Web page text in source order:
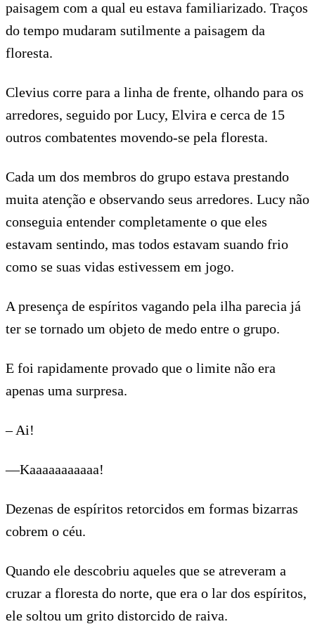
paisagem com a qual eu estava familiarizado. Traços
do tempo mudaram sutilmente a paisagem da
floresta.
Clevius corre para a linha de frente, olhando para os
arredores, seguido por Lucy, Elvira e cerca de 15
outros combatentes movendo-se pela floresta.
Cada um dos membros do grupo estava prestando
muita atenção e observando seus arredores. Lucy não
conseguia entender completamente o que eles
estavam sentindo, mas todos estavam suando frio
como se suas vidas estivessem em jogo.
A presença de espíritos vagando pela ilha parecia já
ter se tornado um objeto de medo entre o grupo.
E foi rapidamente provado que o limite não era
apenas uma surpresa.
– Ai!
—Kaaaaaaaaaaa!
Dezenas de espíritos retorcidos em formas bizarras
cobrem o céu.
Quando ele descobriu aqueles que se atreveram a
cruzar a floresta do norte, que era o lar dos espíritos,
ele soltou um grito distorcido de raiva.